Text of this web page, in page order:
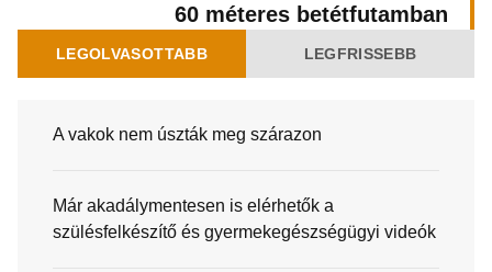
60 méteres betétfutamban
LEGOLVASOTTABB LEGFRISSEBB
A vakok nem úszták meg szárazon
Már akadálymentesen is elérhetők a
szülésfelkészítő és gyermekegészségügyi videók